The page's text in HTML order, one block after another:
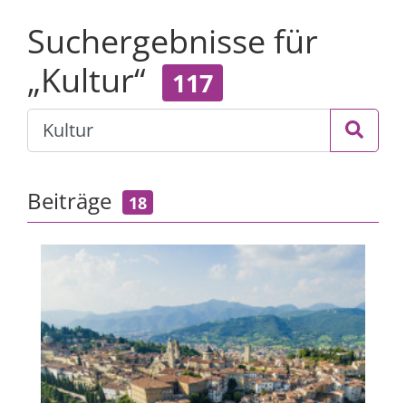
Suchergebnisse für
„Kultur“
117
Beiträge 18